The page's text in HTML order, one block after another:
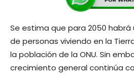
Se estima que para 2050 habrá
de personas viviendo en la
la población de la ONU. Sin
crecimiento general continúa